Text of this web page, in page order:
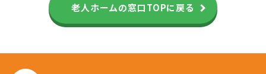
老人ホームの窓口TOPに戻る